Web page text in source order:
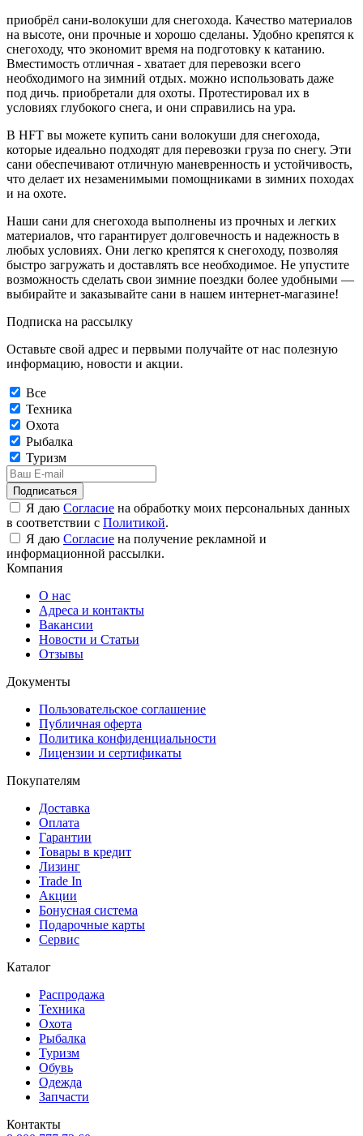
приобрёл сани-волокуши для снегохода. Качество материалов
на высоте, они прочные и хорошо сделаны. Удобно крепятся к
снегоходу, что экономит время на подготовку к катанию.
Вместимость отличная - хватает для перевозки всего
необходимого на зимний отдых. можно использовать даже
под дичь. приобретали для охоты. Протестировал их в
условиях глубокого снега, и они справились на ура.
В HFT вы можете купить сани волокуши для снегохода,
которые идеально подходят для перевозки груза по снегу. Эти
сани обеспечивают отличную маневренность и устойчивость,
что делает их незаменимыми помощниками в зимних походах
и на охоте.
Наши сани для снегохода выполнены из прочных и легких
материалов, что гарантирует долговечность и надежность в
любых условиях. Они легко крепятся к снегоходу, позволяя
быстро загружать и доставлять все необходимое. Не упустите
возможность сделать свои зимние поездки более удобными —
выбирайте и заказывайте сани в нашем интернет-магазине!
Подписка на рассылку
Оставьте свой адрес и первыми получайте от нас полезную
информацию, новости и акции.
Все
Техника
Охота
Рыбалка
Туризм
Подписаться
Я даю Согласие на обработку моих персональных данных
в соответствии с Политикой.
Я даю Согласие на получение рекламной и
информационной рассылки.
Компания
О нас
Адреса и контакты
Вакансии
Новости и Статьи
Отзывы
Документы
Пользовательское соглашение
Публичная оферта
Политика конфиденциальности
Лицензии и сертификаты
Покупателям
Доставка
Оплата
Гарантии
Товары в кредит
Лизинг
Trade In
Акции
Бонусная система
Подарочные карты
Сервис
Каталог
Распродажа
Техника
Охота
Рыбалка
Туризм
Обувь
Одежда
Запчасти
Контакты